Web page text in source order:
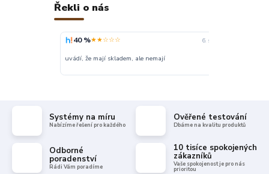
Řekli o nás
40 %★★☆☆☆ 6. srpna
uvádí, že mají skladem, ale nemají
Systémy na míru
Nabízíme řešení pro každého
Ověřené testování
Dbáme na kvalitu produktů
Odborné
poradenství
Rádi Vám poradíme
10 tisíce spokojených
zákazníků
Vaše spokojenost je pro nás
prioritou